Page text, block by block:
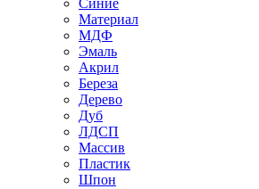
Синие
Материал
МДФ
Эмаль
Акрил
Береза
Дерево
Дуб
ЛДСП
Массив
Пластик
Шпон